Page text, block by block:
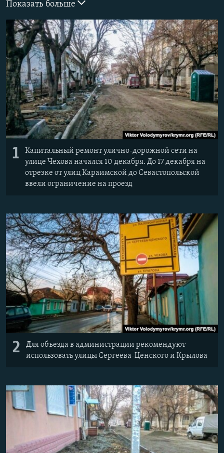
КРЫМ.НЕПОКОРЕННЫЙ
ELIFBE
УКРАИНСКАЯ ПРОБЛЕМА КРЫМА
ПРИСОЕДИНЯЙТЕСЬ!
Все сайты RFE/RL
Показать больше
1
Капитальный ремонт улично-дорожной сети на
улице Чехова начался 10 декабря. До 17 декабря на
отрезке от улиц Караимской до Севастопольской
ввели ограничение на проезд
2
Для объезда в администрации рекомендуют
использовать улицы Сергеева-Ценского и Крылова